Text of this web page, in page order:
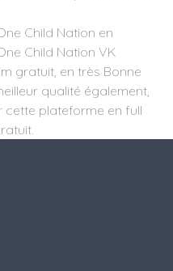
Child Nation en
Child Nation VK
gratuit, en très Bonne
qualité également,
cette plateforme en full